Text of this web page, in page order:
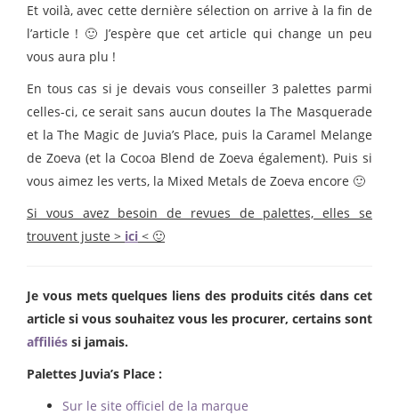
Et voilà, avec cette dernière sélection on arrive à la fin de
l’article ! 🙂 J’espère que cet article qui change un peu
vous aura plu !
En tous cas si je devais vous conseiller 3 palettes parmi
celles-ci, ce serait sans aucun doutes la The Masquerade
et la The Magic de Juvia’s Place, puis la Caramel Melange
de Zoeva (et la Cocoa Blend de Zoeva également). Puis si
vous aimez les verts, la Mixed Metals de Zoeva encore 🙂
Si vous avez besoin de revues de palettes, elles se
trouvent juste > ici < 🙂
Je vous mets quelques liens des produits cités dans cet
article si vous souhaitez vous les procurer, certains sont
affiliés si jamais.
Palettes Juvia’s Place :
Sur le site officiel de la marque